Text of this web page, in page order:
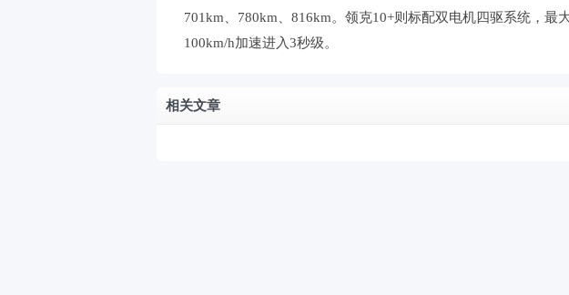
701km、780km、816km。领克10+则标配双电机四驱系统，最
100km/h加速进入3秒级。
相关文章